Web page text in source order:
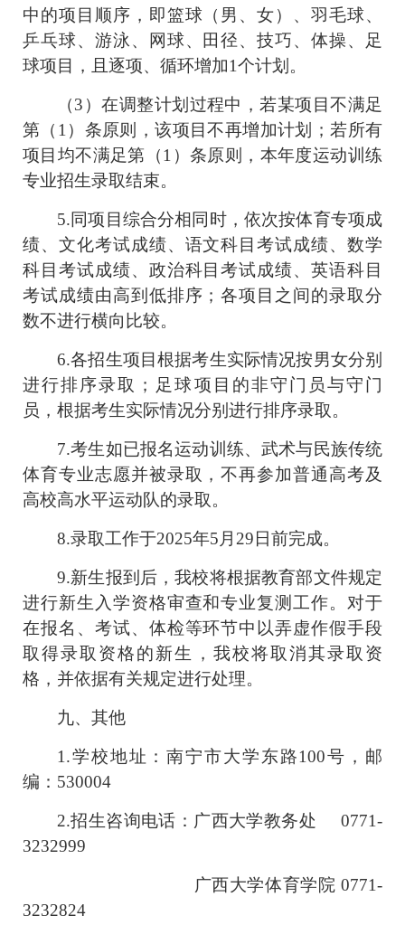
中的项目顺序，即篮球（男、女）、羽毛球、
乒乓球、游泳、网球、田径、技巧、体操、足
球项目，且逐项、循环增加1个计划。
（3 ）在调整计划过程中，若某项目不满足
第（ 1 ）条原则，该项目不再增加计划；若所有
项目均不满足第（1 ）条原则，本年度运动训练
专业招生录取结束。
5.同项目综合分相同时，依次按体育专项成
绩、文化考试成绩、语文科目考试成绩、数学
科目考试成绩、政治科目考试成绩、英语科目
考试成绩由高到低排序； 各项目之间的录取分
数不进行横向比较。
6.各招生项目根据考生实际情况按男女分别
进行排序录取；足球项目的非守门员与守门
员，根据考生实际情况分别进行排序录取。
7.考生如已报名运动训练、武术与民族传统
体育专业志愿并被录取，不再参加普通高考及
高校高水平运动队的录取。
8.录取工作于2025年5 月 29 日前完成。
9.新生报到后，我校将根据教育部文件规定
进行新生入学资格审查和专业复测工作。对于
在报名、考试、体检等环节中以弄虚作假手段
取得录取资格的新生，我校将取消其录取资
格，并依据有关规定进行处理。
九、其他
1.学校地址：南宁市大学东路100号，邮
编： 530004
2.招生咨询电话：广西大学教务处
0771-
3232999
广西大学体育学院 0771-
3232824